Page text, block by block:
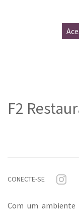
F2
CONECTE-SE
Com um ambiente